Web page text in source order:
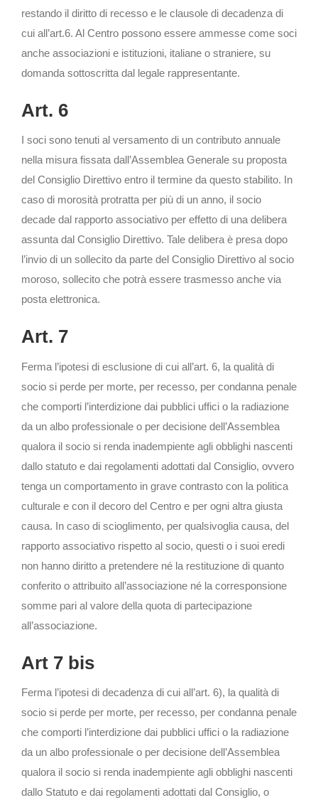
restando il diritto di recesso e le clausole di decadenza di
cui all’art.6. Al Centro possono essere ammesse come soci
anche associazioni e istituzioni, italiane o straniere, su
domanda sottoscritta dal legale rappresentante.
Art. 6
I soci sono tenuti al versamento di un contributo annuale
nella misura fissata dall’Assemblea Generale su proposta
del Consiglio Direttivo entro il termine da questo stabilito. In
caso di morosità protratta per più di un anno, il socio
decade dal rapporto associativo per effetto di una delibera
assunta dal Consiglio Direttivo. Tale delibera è presa dopo
l’invio di un sollecito da parte del Consiglio Direttivo al socio
moroso, sollecito che potrà essere trasmesso anche via
posta elettronica.
Art. 7
Ferma l’ipotesi di esclusione di cui all’art. 6, la qualità di
socio si perde per morte, per recesso, per condanna penale
che comporti l’interdizione dai pubblici uffici o la radiazione
da un albo professionale o per decisione dell’Assemblea
qualora il socio si renda inadempiente agli obblighi nascenti
dallo statuto e dai regolamenti adottati dal Consiglio, ovvero
tenga un comportamento in grave contrasto con la politica
culturale e con il decoro del Centro e per ogni altra giusta
causa. In caso di scioglimento, per qualsivoglia causa, del
rapporto associativo rispetto al socio, questi o i suoi eredi
non hanno diritto a pretendere né la restituzione di quanto
conferito o attribuito all’associazione né la corresponsione
somme pari al valore della quota di partecipazione
all’associazione.
Art 7 bis
Ferma l’ipotesi di decadenza di cui all’art. 6), la qualità di
socio si perde per morte, per recesso, per condanna penale
che comporti l’interdizione dai pubblici uffici o la radiazione
da un albo professionale o per decisione dell’Assemblea
qualora il socio si renda inadempiente agli obblighi nascenti
dallo Statuto e dai regolamenti adottati dal Consiglio, o